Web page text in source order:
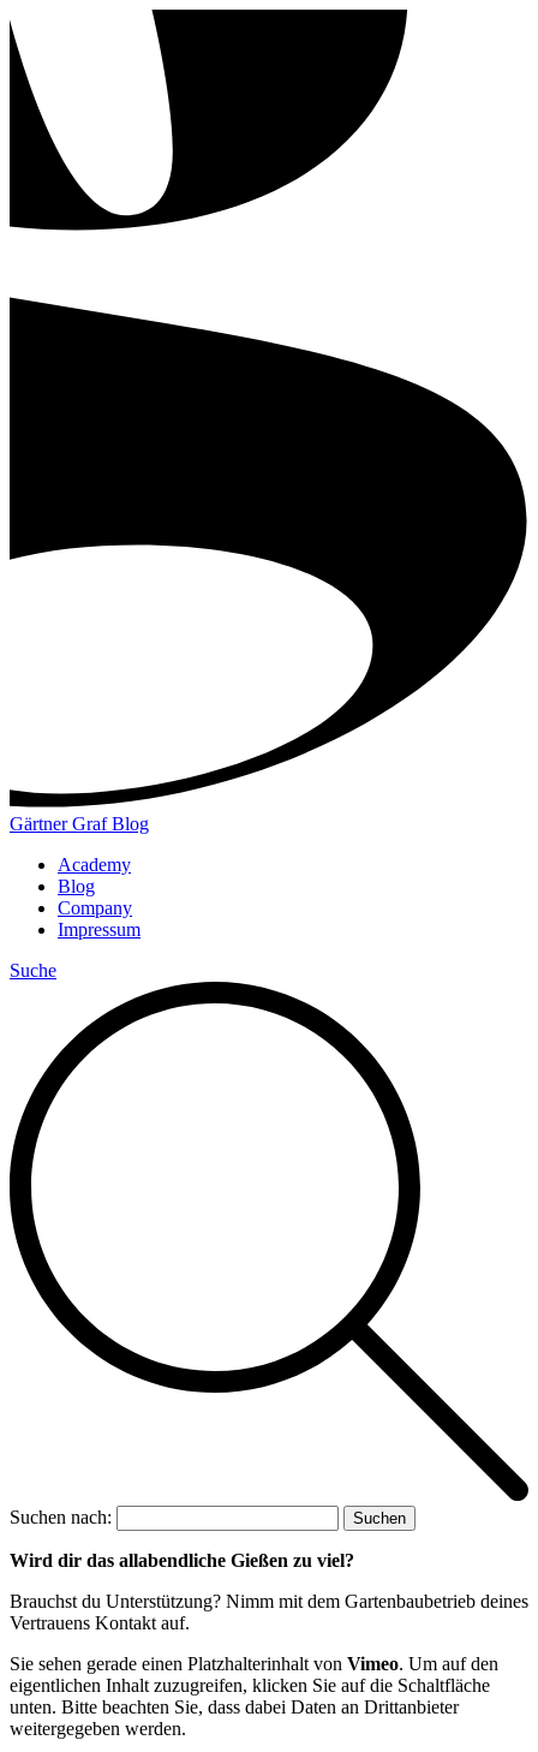
Gärtner Graf Blog
Academy
Blog
Company
Impressum
Suche
Suchen nach:
Wird dir das allabendliche Gießen zu viel?
Brauchst du Unterstützung? Nimm mit dem Gartenbaubetrieb deines
Vertrauens Kontakt auf.
Sie sehen gerade einen Platzhalterinhalt von Vimeo. Um auf den
eigentlichen Inhalt zuzugreifen, klicken Sie auf die Schaltfläche
unten. Bitte beachten Sie, dass dabei Daten an Drittanbieter
weitergegeben werden.